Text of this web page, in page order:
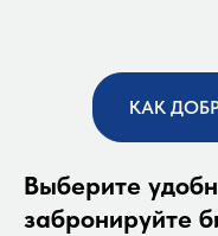
КАК
Выберите
забронируйте